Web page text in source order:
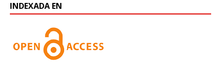
INDEXADA EN